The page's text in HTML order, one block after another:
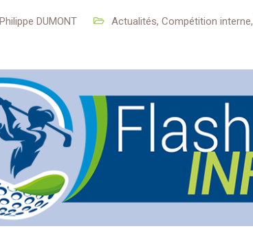
Philippe DUMONT Actualités, Compétition interne,